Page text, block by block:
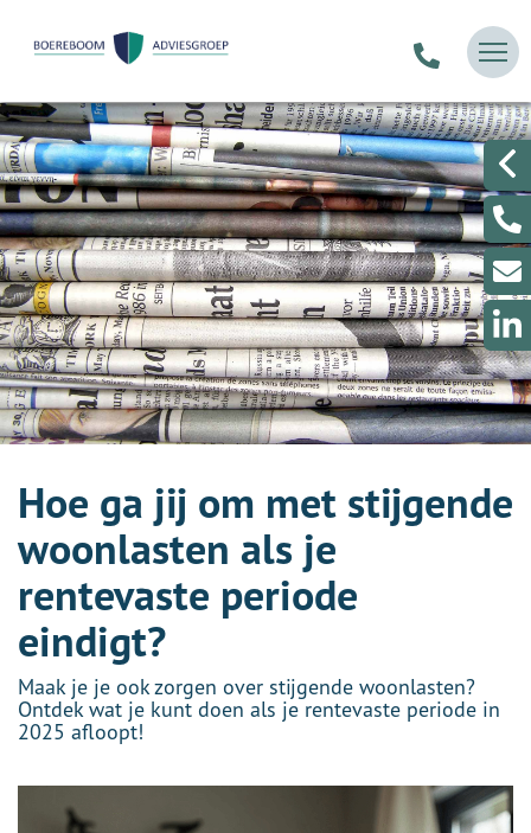
Hoe ga jij om met stijgende
woonlasten als je
rentevaste periode
eindigt?
Maak je je ook zorgen over stijgende woonlasten?
Ontdek wat je kunt doen als je rentevaste periode in
2025 afloopt!